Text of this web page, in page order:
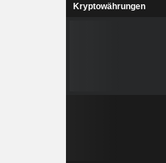
Kryptowährungen